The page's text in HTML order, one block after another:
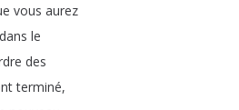
vous aurez
dans le
des
terminé,